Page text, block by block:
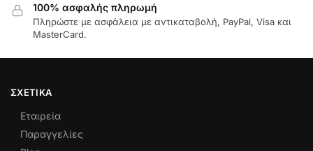
100% ασφαλής πληρωμή
Πληρώστε με ασφάλεια με αντικαταβολή, PayPal, Visa και
MasterCard.
ΣΧΕΤΙΚΆ
Εταιρεία
Παραγγελίες